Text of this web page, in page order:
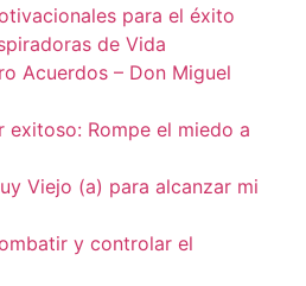
para el éxito
de Vida
Acuerdos – Don Miguel
exitoso: Rompe el miedo a
Viejo (a) para alcanzar mi
y controlar el